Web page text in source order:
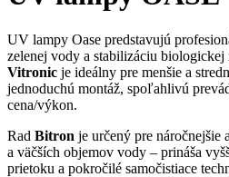
UV lampy Oase predstavujú
zelenej vody a stabilizáciu
Vitronic je ideálny pre menšie a
jednoduchú montáž, spoľahlivú
cena/výkon.
Rad Bitron je určený pre
a väčších objemov vody – prináša
prietoku a pokročilé samočistiace